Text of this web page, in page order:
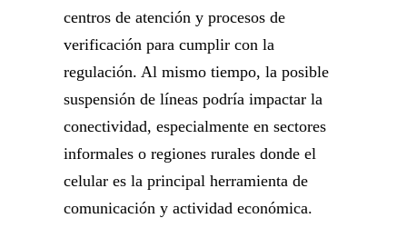
centros de atención y procesos de
verificación para cumplir con la
regulación. Al mismo tiempo, la posible
suspensión de líneas podría impactar la
conectividad, especialmente en sectores
informales o regiones rurales donde el
celular es la principal herramienta de
comunicación y actividad económica.